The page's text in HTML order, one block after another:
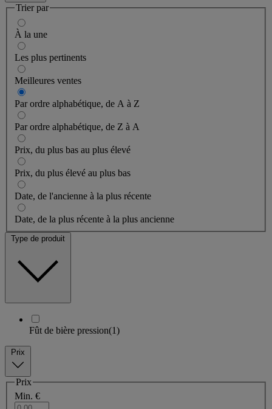
Trier par
À la une
Les plus pertinents
Meilleures ventes
Par ordre alphabétique, de A à Z
Par ordre alphabétique, de Z à A
Prix, du plus bas au plus élevé
Prix, du plus élevé au plus bas
Date, de l'ancienne à la plus récente
Date, de la plus récente à la plus ancienne
Type de produit
Fût de bière pression(1)
Prix
Prix
Min. €